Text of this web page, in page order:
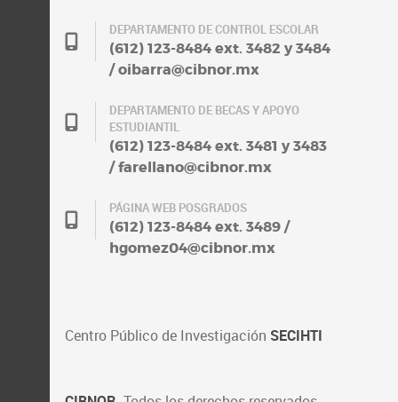
DEPARTAMENTO DE CONTROL ESCOLAR
(612) 123-8484 ext. 3482 y 3484
/ oibarra@cibnor.mx
DEPARTAMENTO DE BECAS Y APOYO
ESTUDIANTIL
(612) 123-8484 ext. 3481 y 3483
/ farellano@cibnor.mx
PÁGINA WEB POSGRADOS
(612) 123-8484 ext. 3489 /
hgomez04@cibnor.mx
Centro Público de Investigación SECIHTI